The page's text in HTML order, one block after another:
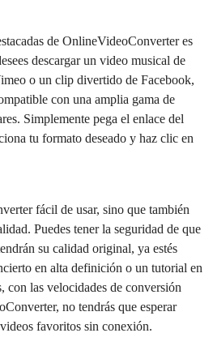
de OnlineVideoConverter es
descargar un video musical de
o un clip divertido de Facebook,
con una amplia gama de
Simplemente pega el enlace del
tu formato deseado y haz clic en
fácil de usar, sino que también
Puedes tener la seguridad de que
su calidad original, ya estés
en alta definición o un tutorial en
con las velocidades de conversión
no tendrás que esperar
favoritos sin conexión.